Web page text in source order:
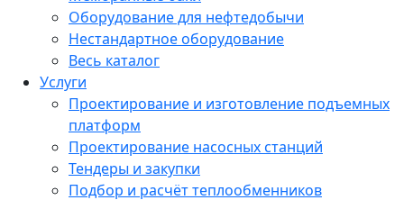
Оборудование для нефтедобычи
Нестандартное оборудование
Весь каталог
Услуги
Проектирование и изготовление подъемных
платформ
Проектирование насосных станций
Тендеры и закупки
Подбор и расчёт теплообменников